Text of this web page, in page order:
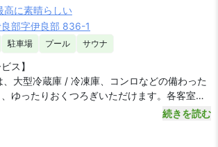
高に素晴らしい
部字伊良部 836-1
駐車場 プール サウナ
ス】
大型冷蔵庫 / 冷凍庫、コンロなどの備わった
ゆったりおくつろぎいただけます。各客室に
ーがあります。50 インチの液晶テレビでデジタ
続きを読む